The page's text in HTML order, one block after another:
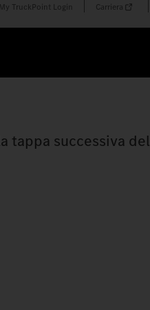
My TruckPoint Login Carriera
tappa successiva del